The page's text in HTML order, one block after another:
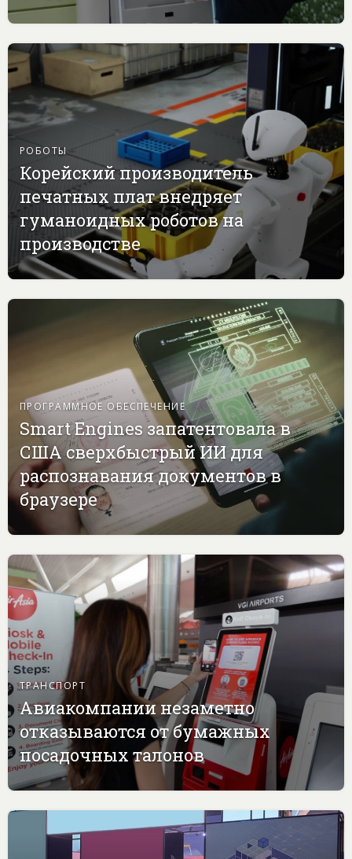
РОБОТЫ
Корейский производитель
печатных плат внедряет
гуманоидных роботов на
производстве
ПРОГРАММНОЕ ОБЕСПЕЧЕНИЕ
Smart Engines запатентовала в
США сверхбыстрый ИИ для
распознавания документов в
браузере
ТРАНСПОРТ
Авиакомпании незаметно
отказываются от бумажных
посадочных талонов